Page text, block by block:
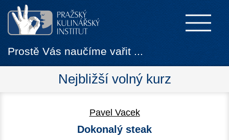
Prostě Vás naučíme vařit ...
Nejbližší volný kurz
Pavel Vacek
Dokonalý steak